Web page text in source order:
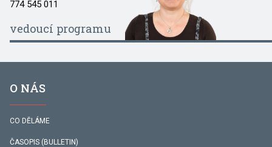
774 545 011
vedoucí programu
O NÁS
CO DĚLÁME
ČASOPIS (BULLETIN)